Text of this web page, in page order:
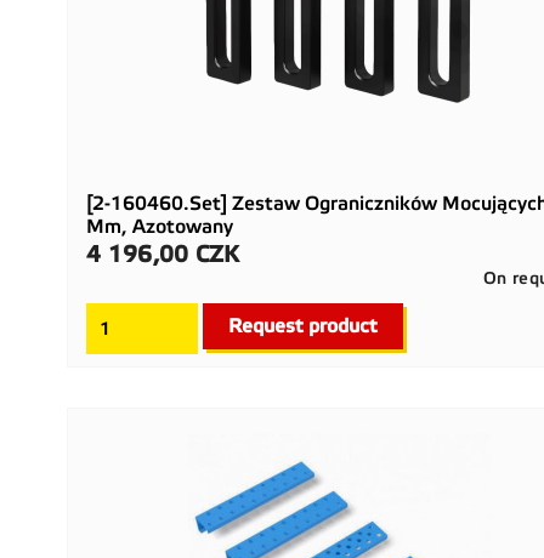
[2-160460.Set] Zestaw Ograniczników
Mm, Azotowany
Cena
4 196,00 CZK
On
Request product